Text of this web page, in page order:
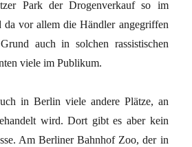
Park der Drogenverkauf so im
vor allem die Händler angegriffen
auch in solchen rassistischen
viele im Publikum.
in Berlin viele andere Plätze, an
wird. Dort gibt es aber kein
Am Berliner Bahnhof Zoo, der in